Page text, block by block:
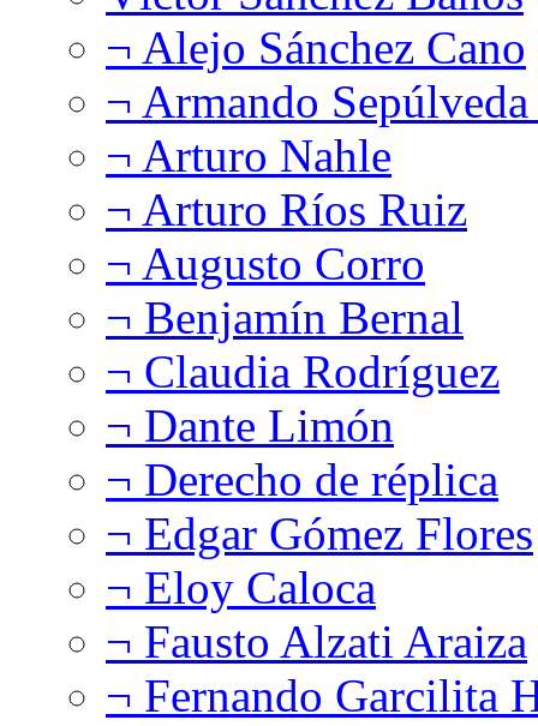
¬ Alejo Sánchez Cano
¬ Armando
¬ Arturo Nahle
¬ Arturo Ríos Ruiz
¬ Augusto Corro
¬ Benjamín Bernal
¬ Claudia Rodríguez
¬ Dante Limón
¬ Derecho de réplica
¬ Edgar Gómez Flores
¬ Eloy Caloca
¬ Fausto Alzati Araiza
¬ Fernando Garcilita